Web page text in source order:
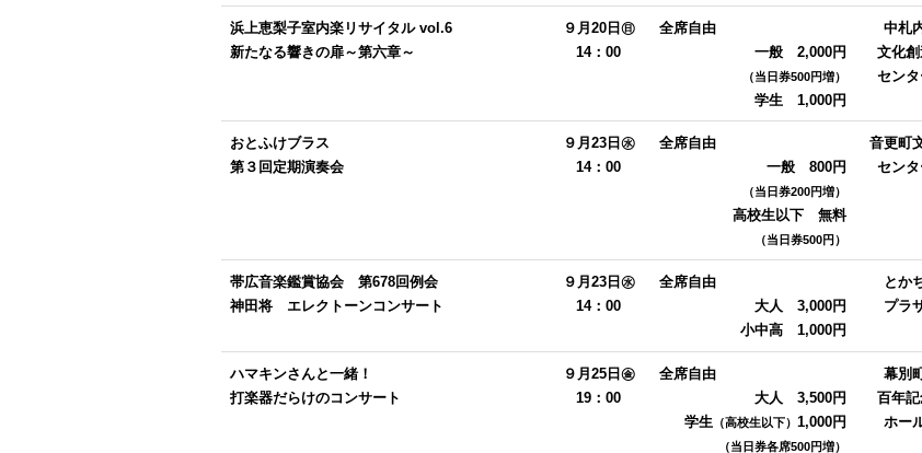
浜上恵梨子室内楽リサイタル vol.6
新たなる響きの扉～第六章～
９月20日㊐
14：00
全席自由
一般 2,000円
（当日券500円増）
学生 1,000円
中札
文化創
センタ
おとふけブラス
第３回定期演奏会
９月23日㊌
14：00
全席自由
一般 800円
（当日券200円増）
高校生以下 無料
（当日券500円）
音更町
センタ
帯広音楽鑑賞協会 第678回例会
神田将 エレクトーンコンサート
９月23日㊌
14：00
全席自由
大人 3,000円
小中高 1,000円
とか
プラ
ハマキンさんと一緒！
打楽器だらけのコンサート
９月25日㊎
19：00
全席自由
大人 3,500円
学生 （高校生以下） 1,000円
（当日券各席500円増）
幕別
百年記
ホー